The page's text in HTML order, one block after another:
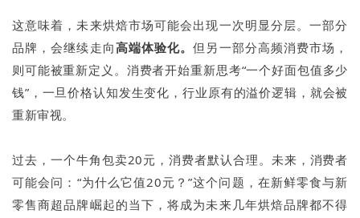
这意味着，未来烘焙市场可能会出现一次明显分层。一部分
品牌，会继续走向高端体验化。但另一部分高频消费市场，
则可能被重新定义。消费者开始重新思考“一个好面包值多少
钱”，一旦价格认知发生变化，行业原有的溢价逻辑，就会被
重新审视。
过去，一个牛角包卖20元，消费者默认合理。未来，消费者
可能会问：“为什么它值20元？”这个问题，在新鲜零食与新
零售商超品牌崛起的当下，将成为未来几年烘焙品牌都不得